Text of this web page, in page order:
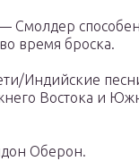
Смолдер
время броска.
Индийские
Востока и
Оберон.